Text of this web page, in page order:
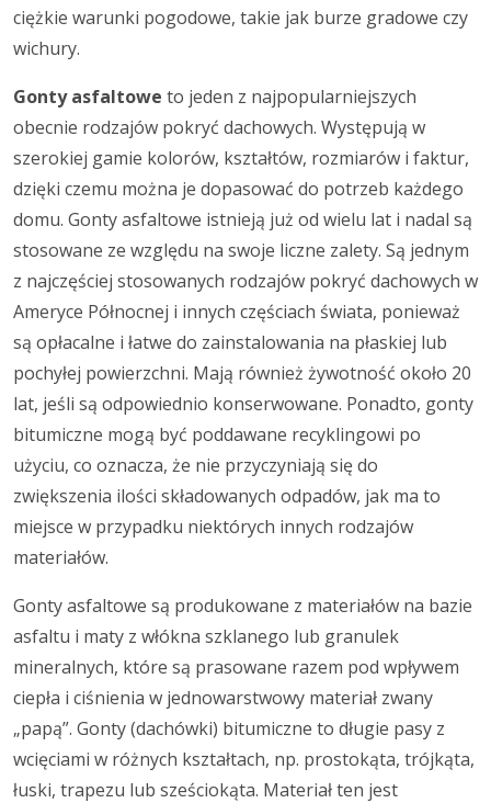
ciężkie warunki pogodowe, takie jak burze gradowe czy
wichury.
Gonty asfaltowe to jeden z najpopularniejszych
obecnie rodzajów pokryć dachowych. Występują w
szerokiej gamie kolorów, kształtów, rozmiarów i faktur,
dzięki czemu można je dopasować do potrzeb każdego
domu. Gonty asfaltowe istnieją już od wielu lat i nadal są
stosowane ze względu na swoje liczne zalety. Są jednym
z najczęściej stosowanych rodzajów pokryć dachowych w
Ameryce Północnej i innych częściach świata, ponieważ
są opłacalne i łatwe do zainstalowania na płaskiej lub
pochyłej powierzchni. Mają również żywotność około 20
lat, jeśli są odpowiednio konserwowane. Ponadto, gonty
bitumiczne mogą być poddawane recyklingowi po
użyciu, co oznacza, że nie przyczyniają się do
zwiększenia ilości składowanych odpadów, jak ma to
miejsce w przypadku niektórych innych rodzajów
materiałów.
Gonty asfaltowe są produkowane z materiałów na bazie
asfaltu i maty z włókna szklanego lub granulek
mineralnych, które są prasowane razem pod wpływem
ciepła i ciśnienia w jednowarstwowy materiał zwany
„papą”. Gonty (dachówki) bitumiczne to długie pasy z
wcięciami w różnych kształtach, np. prostokąta, trójkąta,
łuski, trapezu lub sześciokąta. Materiał ten jest